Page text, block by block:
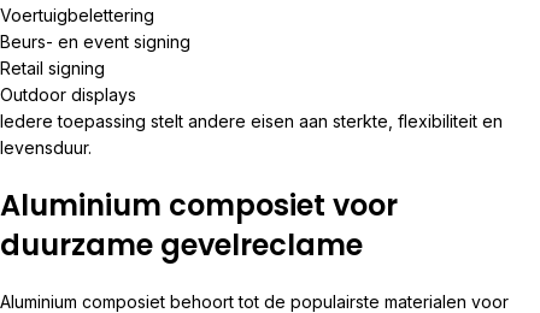
Voertuigbelettering
Beurs- en event signing
Retail signing
Outdoor displays
Iedere toepassing stelt andere eisen aan sterkte, flexibiliteit en
levensduur.
Aluminium composiet voor
duurzame gevelreclame
Aluminium composiet behoort tot de populairste materialen voor